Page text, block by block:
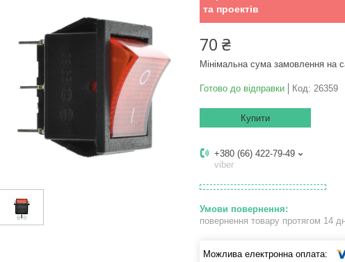
та проектів
70 ₴
Мінімальна сума замовлення на
Готово до відправки Код: 26359
Купити
+380 (66) 422-79-49
viber
повернення товару протягом 14